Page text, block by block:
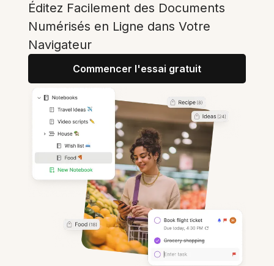
Éditez Facilement des Documents
Numérisés en Ligne dans Votre
Navigateur
Commencer l'essai gratuit